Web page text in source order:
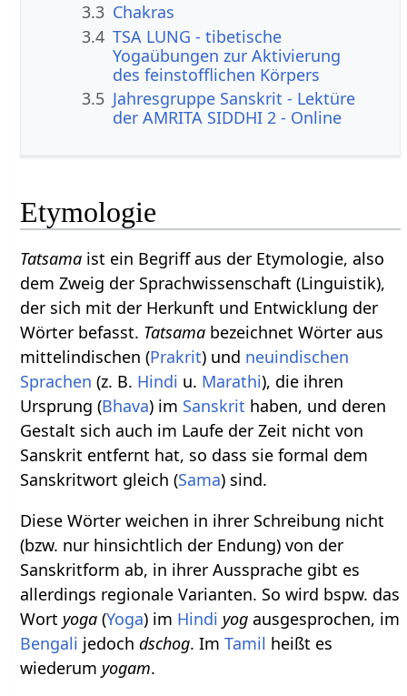
3.3 Chakras
3.4 TSA LUNG - tibetische
Yogaübungen zur Aktivierung
des feinstofflichen Körpers
3.5 Jahresgruppe Sanskrit - Lektüre
der AMRITA SIDDHI 2 - Online
Etymologie
Tatsama ist ein Begriff aus der Etymologie, also
dem Zweig der Sprachwissenschaft (Linguistik),
der sich mit der Herkunft und Entwicklung der
Wörter befasst. Tatsama bezeichnet Wörter aus
mittelindischen (Prakrit) und neuindischen
Sprachen (z. B. Hindi u. Marathi), die ihren
Ursprung (Bhava) im Sanskrit haben, und deren
Gestalt sich auch im Laufe der Zeit nicht von
Sanskrit entfernt hat, so dass sie formal dem
Sanskritwort gleich (Sama) sind.
Diese Wörter weichen in ihrer Schreibung nicht
(bzw. nur hinsichtlich der Endung) von der
Sanskritform ab, in ihrer Aussprache gibt es
allerdings regionale Varianten. So wird bspw. das
Wort yoga (Yoga) im Hindi yog ausgesprochen, im
Bengali jedochdschog. ImTamil heißt es
wiederum yogam.